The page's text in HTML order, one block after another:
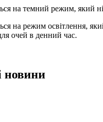
на темний режим, який
на режим освітлення,
очей в денний час.
новини